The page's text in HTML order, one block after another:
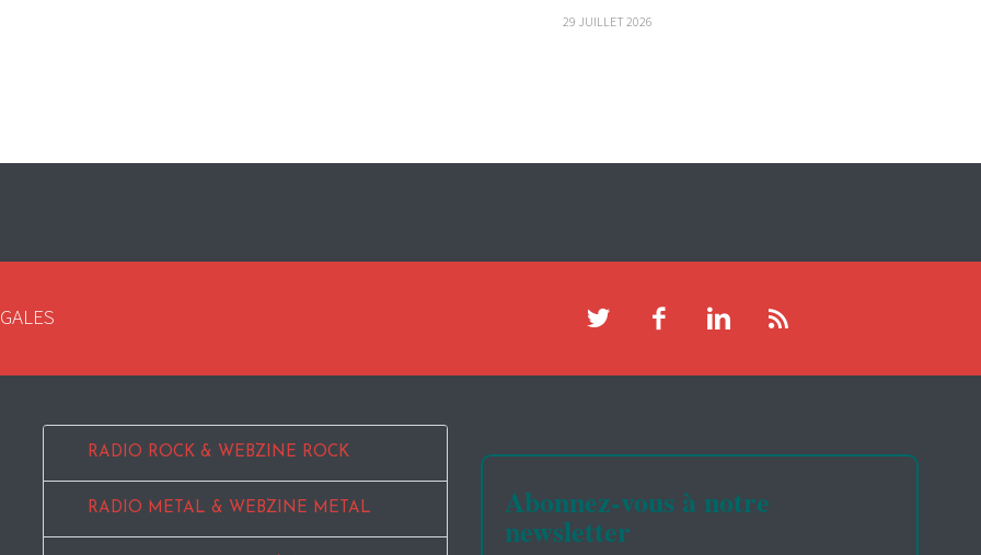
29 JUILLET 2026
RADIO ROCK & WEBZINE ROCK
RADIO METAL & WEBZINE METAL Abonnez-vous à notre
newsletter